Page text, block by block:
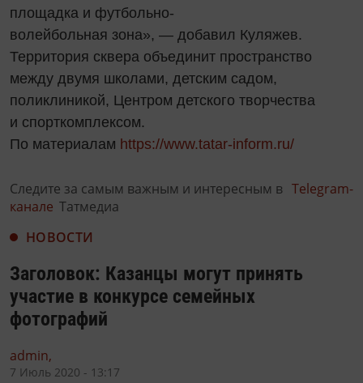
площадка и футбольно-
волейбольная зона», — добавил Куляжев.
Территория сквера объединит пространство
между двумя школами, детским садом,
поликлиникой, Центром детского творчества
и спорткомплексом.
По материалам https://www.tatar-inform.ru/
Следите за самым важным и интересным в Telegram-
канале Татмедиа
НОВОСТИ
Заголовок: Казанцы могут принять
участие в конкурсе семейных
фотографий
admin,
7 Июль 2020 - 13:17